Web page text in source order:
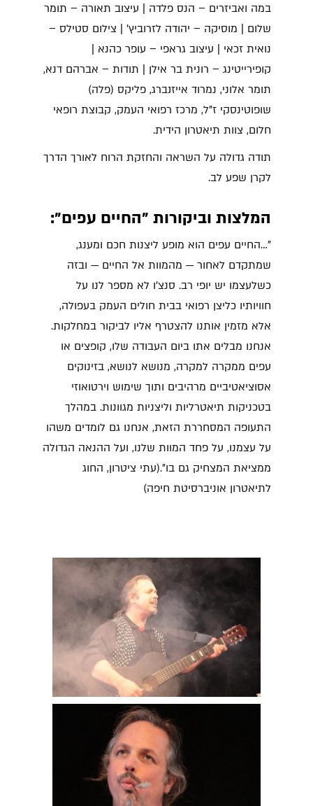
במה ואביזרים – הנס פלדה | עיצוב תאורה – תומר
שלום | מוסיקה – יהודה לזרוביץ' | צילום סטילס –
נואית זכאי | עיצוב גראפי – עופר כהנא |
קופירייטינג – רונית בר אילן | תודות – אברהם דנא,
תומר אלוני, נמרוד אייזנברג, פליקס (פלה)
שופוטינסקי ז"ל, מרכז רפואי העמק, קבוצת רופאי
חלום, צוות תיאטרון הידית.
תודה גדולה על השראה והחזקת הרוח לאורך הדרך
לקרן שפע לב.
המלצות וביקורות "החיים עפים":
"…החיים עפים הוא מופע ליצנות חכם ומענג,
שמתקדם לאחור — מהמוות אל החיים — ובזה
כשלעצמו יש יופי רב. סנצ׳ו לא מספר לנו על
חוויותיו כליצן רפואי בבית חולים העמק בעפולה,
אלא מזמין אותנו להצטרף אליו לביקור במחלקות.
אנחנו מבלים אתו ביום העבודה שלו, קופצים או
עפים ממקרה למקרה, מנושא לנושא, בזינוקים
אסוציאטיביים מרהיבים ותוך שימוש וירטואוזי
בטכניקות תיאטרליות וליצניות מגוונות. במהלך
התעופה המסחררת הזאת, אנחנו גם לומדים משהו
על עצמנו, על פחד המוות שלנו, ועל ההנאה הגדולה
ממציאת המצחיק גם בו".(עתי ציטרון, החוג
לתיאטרון אוניברסיטת חיפה)